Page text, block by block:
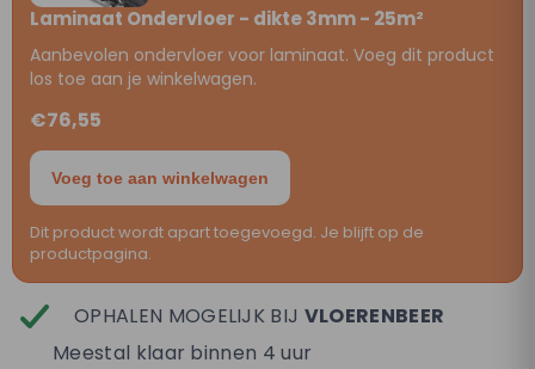
Laminaat Ondervloer - dikte 3mm - 25m²
Aanbevolen ondervloer voor laminaat. Voeg dit product
los toe aan je winkelwagen.
€76,55
Voeg toe aan winkelwagen
Dit product wordt apart toegevoegd. Je blijft op de
productpagina.
OPHALEN MOGELIJK BIJ VLOERENBEER
Meestal klaar binnen 4 uur